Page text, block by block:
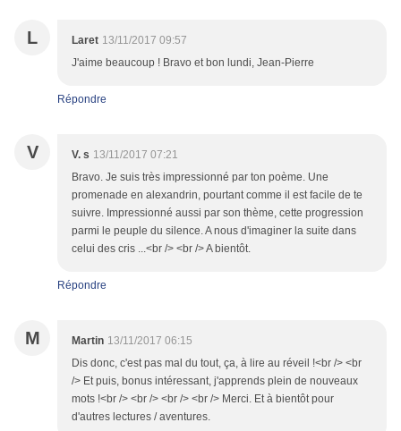
L Laret 13/11/2017 09:57
J'aime beaucoup ! Bravo et bon lundi, Jean-Pierre
Répondre
V V. s 13/11/2017 07:21
Bravo. Je suis très impressionné par ton poème. Une
promenade en alexandrin, pourtant comme il est facile de te
suivre. Impressionné aussi par son thème, cette progression
parmi le peuple du silence. A nous d'imaginer la suite dans
celui des cris ...<br /> <br /> A bientôt.
Répondre
M Martin 13/11/2017 06:15
Dis donc, c'est pas mal du tout, ça, à lire au réveil !<br /> <br
/> Et puis, bonus intéressant, j'apprends plein de nouveaux
mots !<br /> <br /> <br /> <br /> Merci. Et à bientôt pour
d'autres lectures / aventures.